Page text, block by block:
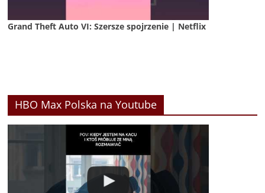
Grand Theft Auto VI: Szersze spojrzenie | Netflix
HBO Max Polska na Youtube